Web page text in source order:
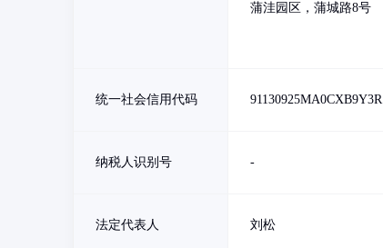
蒲洼园区，蒲城路8号
统一社会信用代码 91130925MA0CXB9Y3R
纳税人识别号 -
法定代表人 刘松